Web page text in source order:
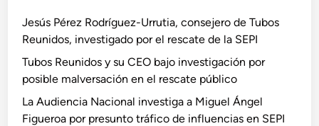
Jesús Pérez Rodríguez-Urrutia, consejero de Tubos
Reunidos, investigado por el rescate de la SEPI
Tubos Reunidos y su CEO bajo investigación por
posible malversación en el rescate público
La Audiencia Nacional investiga a Miguel Ángel
Figueroa por presunto tráfico de influencias en SEPI